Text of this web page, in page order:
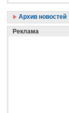
Архив новостей
Реклама